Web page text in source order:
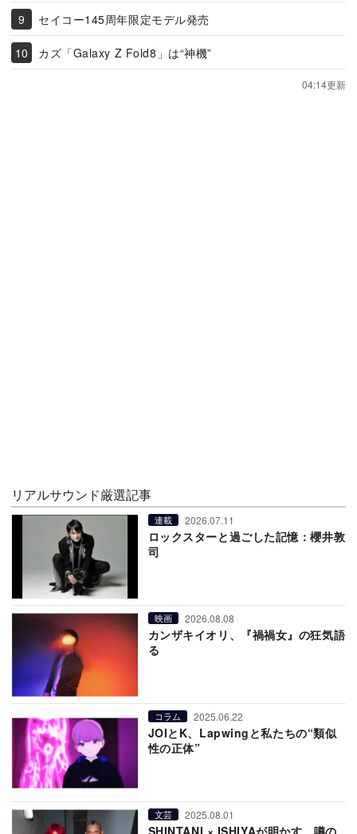
セイコー145周年限定モデル発売
カズ「Galaxy Z Fold8」は“神機”
04:14更新
リアルサウンド厳選記事
連載 2026.07.11
ロックスターと過ごした記憶：櫻井敦
司
映画 2026.08.08
カンザキイオリ、『禍禍女』の狂気語
る
コラム 2025.06.22
JOIとK、Lapwingと私たちの“類似
性の正体”
文芸 2025.08.01
SHINTANI × ISHIYAが明かす、噂の